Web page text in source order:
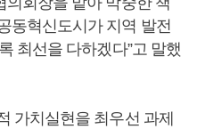
동혁신도시가 지역 발전
최선을 다하겠다”고 말했
가치실현을 최우선 과제